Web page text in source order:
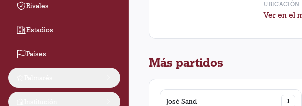
Rivales
Estadios
Países
UBICACIÓN
Ver en el
Más partidos
José Sand 1